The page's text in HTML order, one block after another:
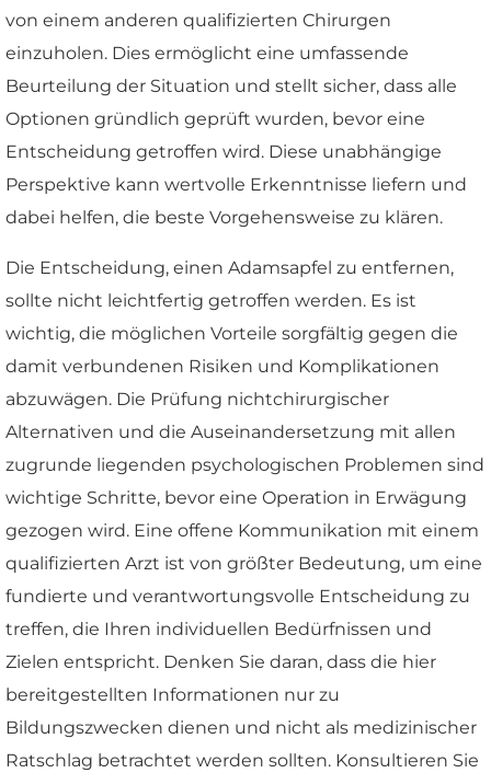
von einem anderen qualifizierten Chirurgen
einzuholen. Dies ermöglicht eine umfassende
Beurteilung der Situation und stellt sicher, dass alle
Optionen gründlich geprüft wurden, bevor eine
Entscheidung getroffen wird. Diese unabhängige
Perspektive kann wertvolle Erkenntnisse liefern und
dabei helfen, die beste Vorgehensweise zu klären.
Die Entscheidung, einen Adamsapfel zu entfernen,
sollte nicht leichtfertig getroffen werden. Es ist
wichtig, die möglichen Vorteile sorgfältig gegen die
damit verbundenen Risiken und Komplikationen
abzuwägen. Die Prüfung nichtchirurgischer
Alternativen und die Auseinandersetzung mit allen
zugrunde liegenden psychologischen Problemen sind
wichtige Schritte, bevor eine Operation in Erwägung
gezogen wird. Eine offene Kommunikation mit einem
qualifizierten Arzt ist von größter Bedeutung, um eine
fundierte und verantwortungsvolle Entscheidung zu
treffen, die Ihren individuellen Bedürfnissen und
Zielen entspricht. Denken Sie daran, dass die hier
bereitgestellten Informationen nur zu
Bildungszwecken dienen und nicht als medizinischer
Ratschlag betrachtet werden sollten. Konsultieren Sie